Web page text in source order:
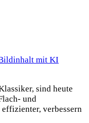
sind heute
und
verbessern